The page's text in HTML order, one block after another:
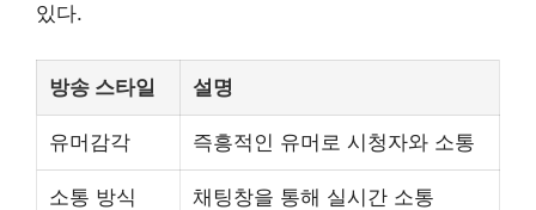
있다.
방송 스타일 설명
유머감각 즉흥적인 유머로 시청자와 소통
소통 방식 채팅창을 통해 실시간 소통